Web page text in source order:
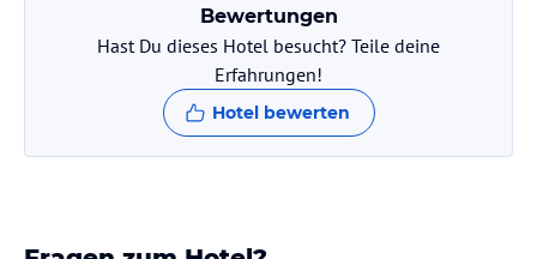
Gastronomie im Hotel
Die Villa bietet Ihnen Zimmerservice, sodass Sie Ihre Mahlzeiten
bequem in Ihrem eigenen Zuhause genießen können. Es gibt auch
eine Bar, in der Sie erfrischende Getränke und Cocktails bestellen
Bewertungen
Hast Du dieses Hotel besucht? Teile deine
Erfahrungen!
Hotel bewerten